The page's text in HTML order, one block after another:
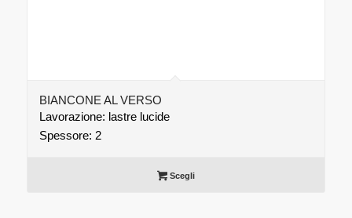
BIANCONE AL VERSO
Lavorazione: lastre lucide
Spessore: 2
Scegli